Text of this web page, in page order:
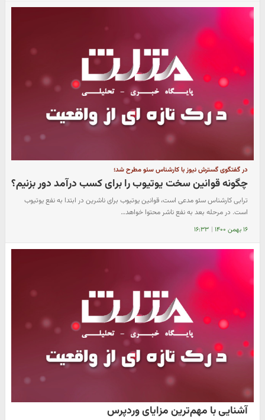
در گفتگوی گسترش نیوز با کارشناس سئو مطرح شد؛
چگونه قوانین سخت یوتیوب را برای کسب درآمد دور بزنیم؟
ترابی کارشناس سئو مدعی است، قوانین یوتیوب برای ناشرین در ابتدا به نفع یوتیوب
است. در مرحله بعد به نفع ناشر محتوا خواهد…
۱۶ بهمن ۱۴۰۰ | ۱۶:۳۳
آشنایی با مهم‌ترین مزایای وردپرس